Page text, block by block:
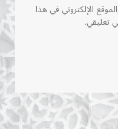
الإلكتروني في هذا
تعليقي.